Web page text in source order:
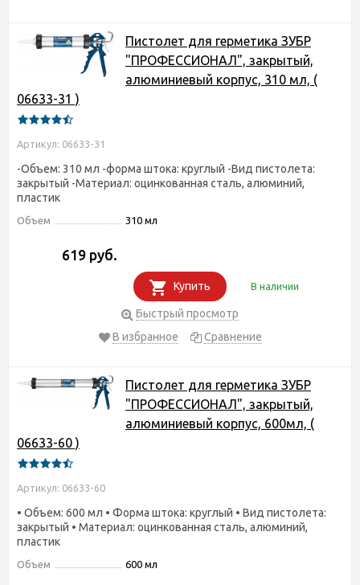
Пистолет для герметика ЗУБР
"ПРОФЕССИОНАЛ", закрытый,
алюминиевый корпус, 310 мл, (
06633-31 )
Артикул: 06633-31
-Объем: 310 мл -форма штока: круглый -Вид пистолета:
закрытый -Материал: оцинкованная сталь, алюминий,
пластик
Объем 310 мл
619 руб.
Купить В наличии
Быстрый просмотр
В избранное
Сравнение
Пистолет для герметика ЗУБР
"ПРОФЕССИОНАЛ", закрытый,
алюминиевый корпус, 600мл, (
06633-60 )
Артикул: 06633-60
• Объем: 600 мл • Форма штока: круглый • Вид пистолета:
закрытый • Материал: оцинкованная сталь, алюминий,
пластик
Объем 600 мл